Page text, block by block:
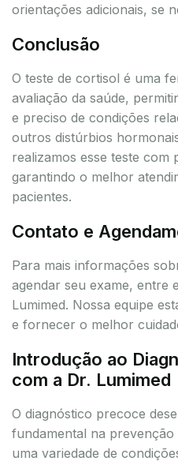
orientações adicionais, se
Conclusão
O teste de cortisol é uma
avaliação da saúde,
e preciso de condições
outros distúrbios
realizamos esse teste com
garantindo o melhor
pacientes.
Contato e
Para mais informações
agendar seu exame, entre
Lumimed. Nossa equipe
e fornecer o melhor
Introdução ao
com a Dr. Lumimed
O diagnóstico precoce
fundamental na
uma variedade de